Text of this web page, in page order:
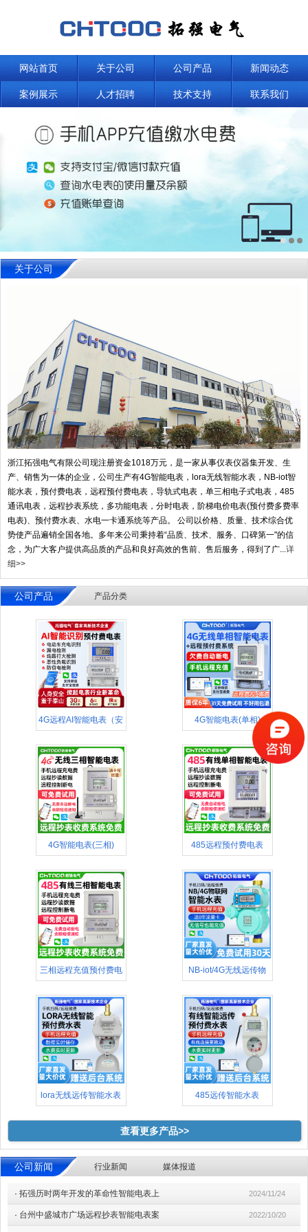
网站首页 关于公司 公司产品 新闻动态
案例展示 人才招聘 技术支持 联系我们
关于公司
浙江拓强电气有限公司现注册资金1018万元，是一家从事仪表仪器集开发、生
产、销售为一体的企业，公司生产有4G智能电表，lora无线智能水表，NB-iot智
能水表，预付费电表，远程预付费电表，导轨式电表，单三相电子式电表，485
通讯电表，远程抄表系统，多功能电表，分时电表，阶梯电价电表(预付费多费率
电表)、预付费水表、水电一卡通系统等产品。 公司以价格、质量、技术综合优
势使产品遍销全国各地。多年来公司秉持着“品质、技术、服务、口碑第一"的信
念，为广大客户提供高品质的产品和良好高效的售前、售后服务，得到了广...详
细>>
公司产品 产品分类
4G远程AI智能电表（安 4G智能电表(单相)
4G智能电表(三相) 485远程预付费电表
三相远程充值预付费电 NB-iot/4G无线远传物
lora无线远传智能水表 485远传智能水表
查看更多产品>>
公司新闻 行业新闻 媒体报道
· 拓强历时两年开发的革命性智能电表上 2024/11/24
· 台州中盛城市广场远程抄表智能电表案 2022/10/20